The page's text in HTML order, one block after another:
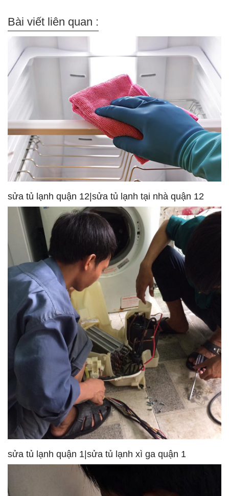
Bài viết liên quan :
sửa tủ lạnh quận 12|sửa tủ lạnh tại nhà quận 12
sửa tủ lạnh quận 1|sửa tủ lạnh xì ga quận 1